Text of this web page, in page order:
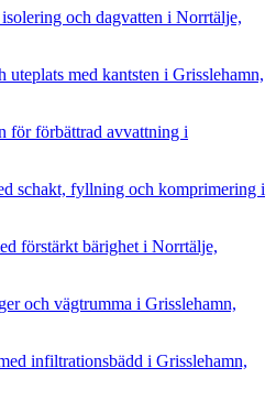
och dagvatten i Norrtälje,
uteplats med kantsten i Grisslehamn,
för förbättrad avvattning i
schakt, fyllning och komprimering i
förstärkt bärighet i Norrtälje,
och vägtrumma i Grisslehamn,
infiltrationsbädd i Grisslehamn,